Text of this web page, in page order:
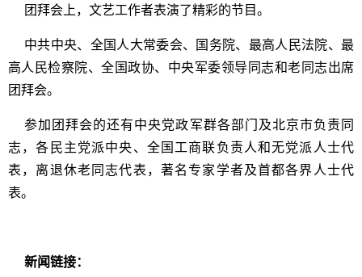
团拜会上，文艺工作者表演了精彩的节目。
中共中央、全国人大常委会、国务院、最高人民法院、最
高人民检察院、全国政协、中央军委领导同志和老同志出席
团拜会。
参加团拜会的还有中央党政军群各部门及北京市负责同
志，各民主党派中央、全国工商联负责人和无党派人士代
表，离退休老同志代表，著名专家学者及首都各界人士代
表。
新闻链接：